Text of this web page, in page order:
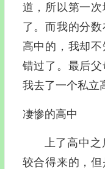
道，所以第一
了。而我的分
高中的，我却
错过了。最后
我去了一个私立
凄惨的高中
上了高中
较合得来的，